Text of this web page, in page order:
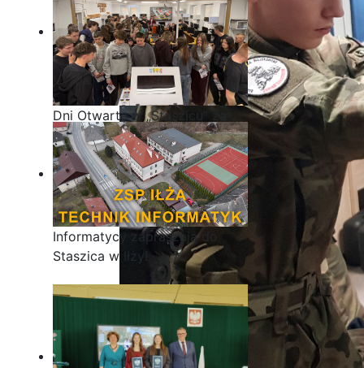
Dni Otwarte w „Staszicu” za
nami
Informatycy zapraszają do
Staszica w Iłży!